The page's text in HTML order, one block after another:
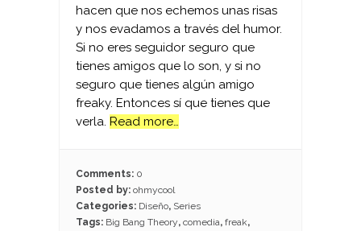
hacen que nos echemos unas risas
y nos evadamos a través del humor.
Si no eres seguidor seguro que
tienes amigos que lo son, y si no
seguro que tienes algún amigo
freaky. Entonces sí que tienes que
verla. Read more…
Comments: 0
Posted by: ohmycool
Categories: Diseño, Series
Tags: Big Bang Theory, comedia, freak,